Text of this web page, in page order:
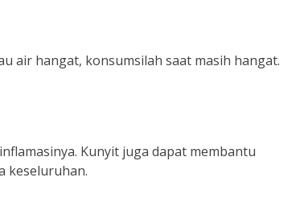
air hangat, konsumsilah saat masih hangat.
Kunyit juga dapat membantu
keseluruhan.